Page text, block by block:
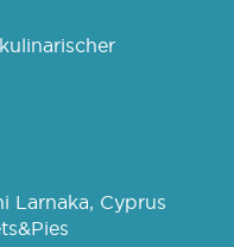
Larnaka, Cyprus